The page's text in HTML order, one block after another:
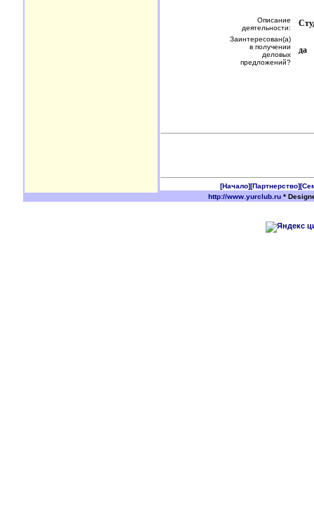
Описание
деятельности:
Заинтересован(а)
в получении
деловых
предложений?
да
[Начало][Партнерство]
http://www.yurclub.ru*